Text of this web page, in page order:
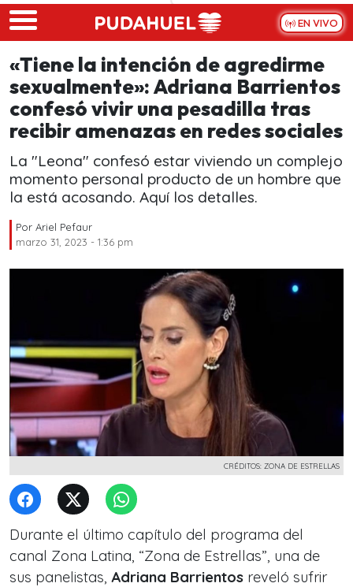
Skip to main content
EN VIVO
«Tiene la intención de agredirme
sexualmente»: Adriana Barrientos
confesó vivir una pesadilla tras
recibir amenazas en redes sociales
La "Leona" confesó estar viviendo un complejo
momento personal producto de un hombre que
la está acosando. Aquí los detalles.
Por Ariel Pefaur
marzo 31, 2023 - 1:36 pm
CRÉDITOS: ZONA DE ESTRELLAS
Durante el último capítulo del programa del
canal Zona Latina, “Zona de Estrellas”, una de
sus panelistas, Adriana Barrientos reveló sufrir